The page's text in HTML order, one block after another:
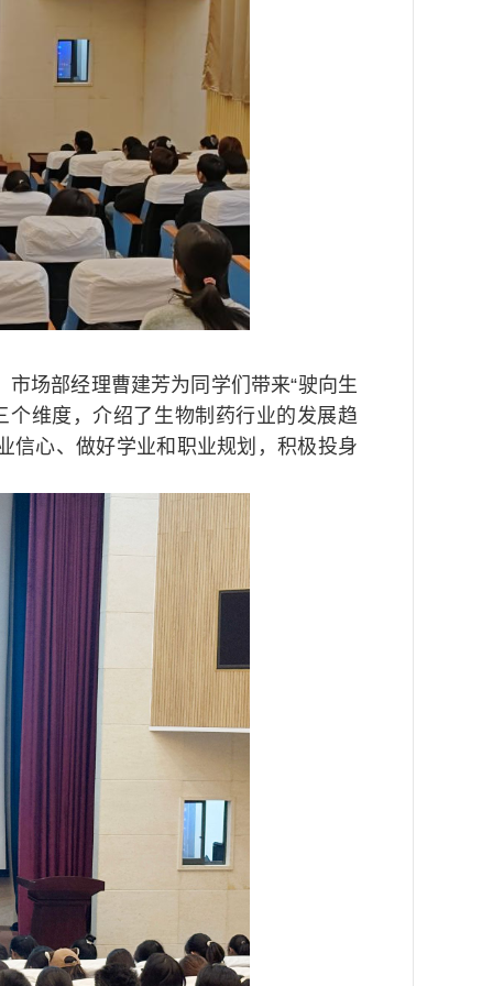
场部经理曹建芳为同学们带来“驶向生
维度，介绍了生物制药行业的发展趋
信心、做好学业和职业规划，积极投身